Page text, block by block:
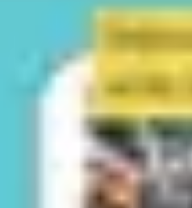
Wireframing et prototypage